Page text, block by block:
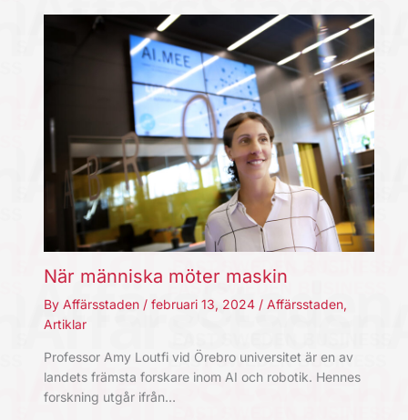
När människa möter maskin
By Affärsstaden / februari 13, 2024 / Affärsstaden,
Artiklar
Professor Amy Loutfi vid Örebro universitet är en av
landets främsta forskare inom AI och robotik. Hennes
forskning utgår ifrån…